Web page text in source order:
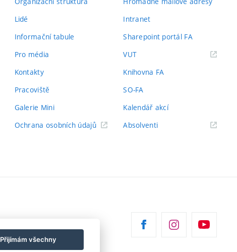
Lidé
Informační tabule
Pro média
Kontakty
Pracoviště
Galerie Mini
Ochrana osobních údajů
Intranet
Sharepoint portál FA
VUT(externí
Knihovna FA
SO-FA
Kalendář akcí
Absolventi(externí
Přijímám všechny